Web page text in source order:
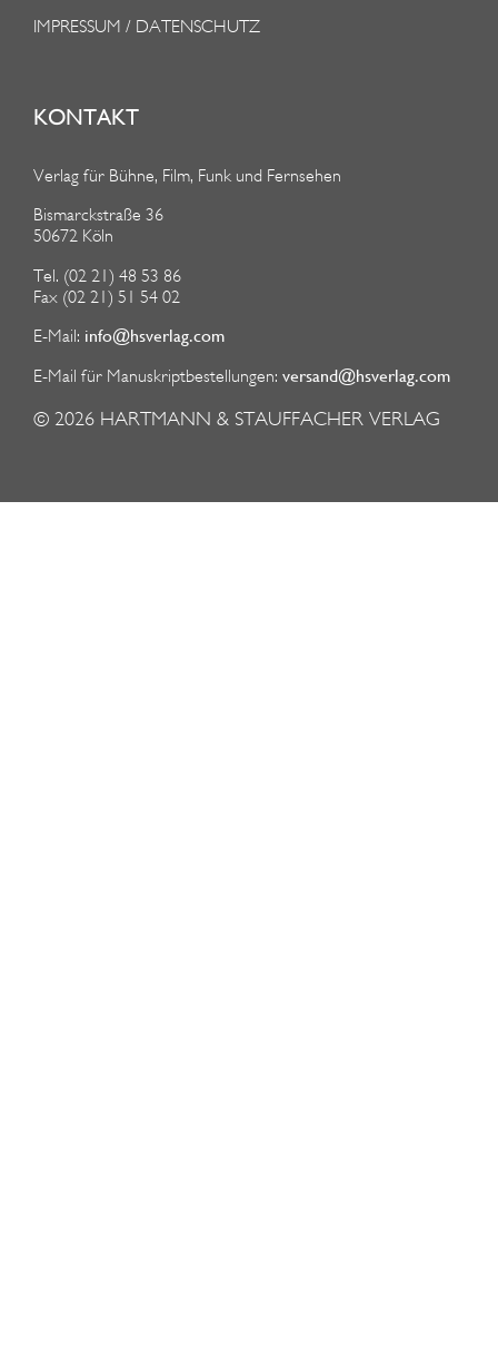
IMPRESSUM / DATENSCHUTZ
KONTAKT
Verlag für Bühne, Film, Funk und Fernsehen
Bismarckstraße 36
50672 Köln
Tel. (02 21) 48 53 86
Fax (02 21) 51 54 02
E-Mail: info@hsverlag.com
E-Mail für Manuskriptbestellungen: versand@hsverlag.com
© 2026 HARTMANN & STAUFFACHER VERLAG